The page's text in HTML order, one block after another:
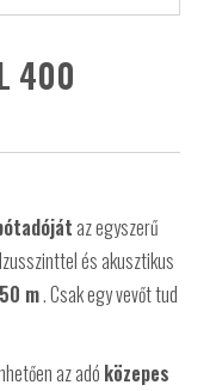
400
az egyszerű
és akusztikus
m. Csak egy vevőt tud
az adó közepes